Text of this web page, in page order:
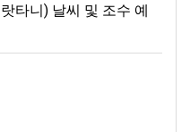
타니) 날씨 및 조수 예